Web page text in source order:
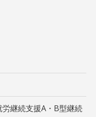
労継続支援A・B型継続